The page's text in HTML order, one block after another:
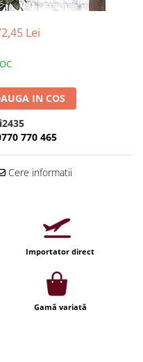
Lei
IN COS
770 465
Cere informatii
Importator direct
Gamă variată